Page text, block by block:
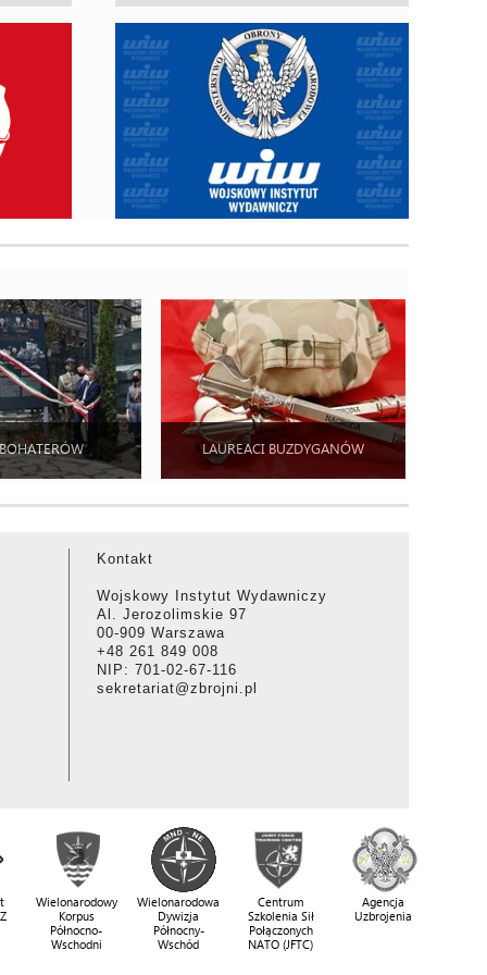
LAUREACI BUZDYGANÓW
Kontakt
Wojskowy Instytut Wydawniczy
Al. Jerozolimskie 97
00-909 Warszawa
+48 261 849 008
NIP: 701-02-67-116
sekretariat@zbrojni.pl
Wielonarodowy
Korpus
Północno-
Wschodni
Wielonarodowa
Dywizja
Północny-
Wschód
Centrum
Szkolenia Sił
Połączonych
NATO (JFTC)
Agencja
Uzbrojenia